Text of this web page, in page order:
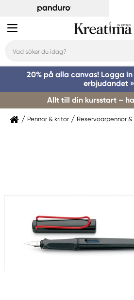
20% på alla canvas! Logga
erbjudandet »
Allt till din kursstart –
Pennor & kritor Reservoarpennor